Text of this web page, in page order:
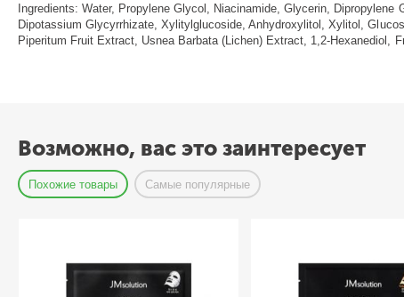
Ingredients: Water, Propylene Glycol, Niacinamide, Glycerin,
Dipotassium Glycyrrhizate, Xylitylglucoside, Anhydroxylitol, Xylitol,
Piperitum Fruit Extract, Usnea Barbata (Lichen) Extract, 1,2-Hexanediol,
Возможно, вас это заинтересует
Похожие товары Самые популярные